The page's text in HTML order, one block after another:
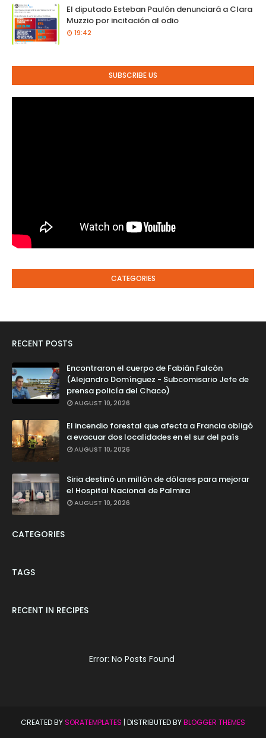
El diputado Esteban Paulón denunciará a Clara
Muzzio por incitación al odio
19:42
SUBSCRIBE US
CATEGORIES
RECENT POSTS
Encontraron el cuerpo de Fabián Falcón
(Alejandro Domínguez - Subcomisario Jefe de
prensa policía del Chaco)
AUGUST 10, 2026
El incendio forestal que afecta a Francia obligó
a evacuar dos localidades en el sur del país
AUGUST 10, 2026
Siria destinó un millón de dólares para mejorar
el Hospital Nacional de Palmira
AUGUST 10, 2026
CATEGORIES
TAGS
RECENT IN RECIPES
Error: No Posts Found
CREATED BYSORATEMPLATES | DISTRIBUTED BYBLOGGER THEMES